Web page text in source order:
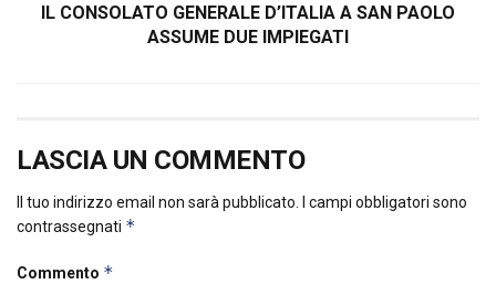
IL CONSOLATO GENERALE D’ITALIA A SAN PAOLO
ASSUME DUE IMPIEGATI
LASCIA UN COMMENTO
Il tuo indirizzo email non sarà pubblicato.
I campi obbligatori sono
contrassegnati *
Commento *